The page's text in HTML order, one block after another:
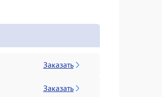
Заказать
Заказать